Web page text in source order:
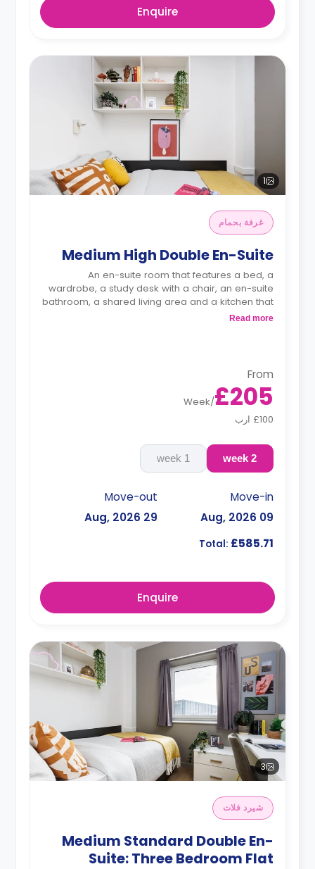
Enquire
1
غرفة بحمام
Medium High Double En-Suite
An en-suite room that features a bed, a
wardrobe, a study desk with a chair, an en-suite
bathroom, a shared living area and a kitchen that
has a fridge and a microwave.
Read more
From
£205
/
Week
£100 ارب
2 week
1 week
Move-in
09 Aug, 2026
Move-out
29 Aug, 2026
Total: £585.71
Enquire
3
شيرد فلات
Medium Standard Double En-
Suite: Three Bedroom Flat